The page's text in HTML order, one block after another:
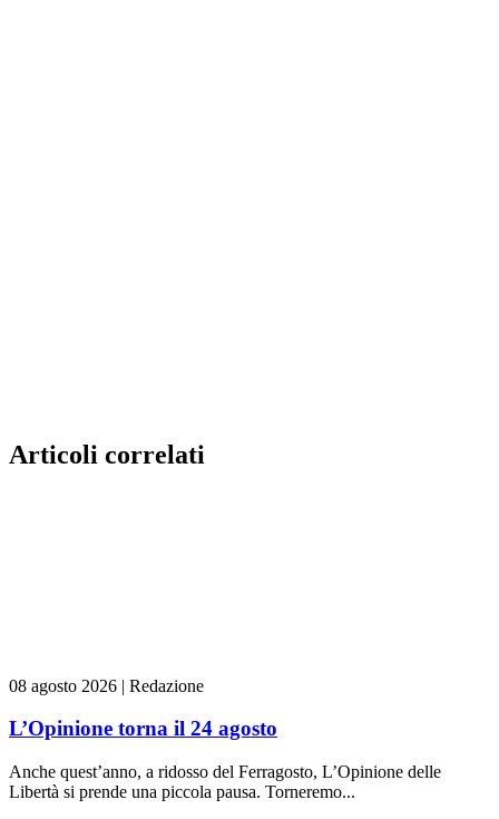
Articoli correlati
08 agosto 2026 | Redazione
L’Opinione torna il 24 agosto
Anche quest’anno, a ridosso del Ferragosto, L’Opinione delle
Libertà si prende una piccola pausa. Torneremo...